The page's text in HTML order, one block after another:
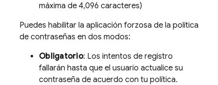
máxima de 4,096 caracteres)
Puedes habilitar la aplicación forzosa de la política
de contraseñas en dos modos:
Obligatorio: Los intentos de registro
fallarán hasta que el usuario actualice su
contraseña de acuerdo con tu política.